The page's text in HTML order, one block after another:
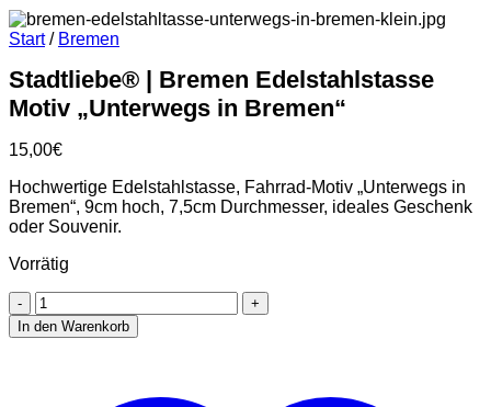
Start / Bremen
Stadtliebe® | Bremen Edelstahlstasse
Motiv „Unterwegs in Bremen“
15,00€
Hochwertige Edelstahlstasse, Fahrrad-Motiv „Unterwegs in
Bremen“, 9cm hoch, 7,5cm Durchmesser, ideales Geschenk
oder Souvenir.
Vorrätig
Stadtliebe®
|
Bremen
„Unterwegs
In den Warenkorb